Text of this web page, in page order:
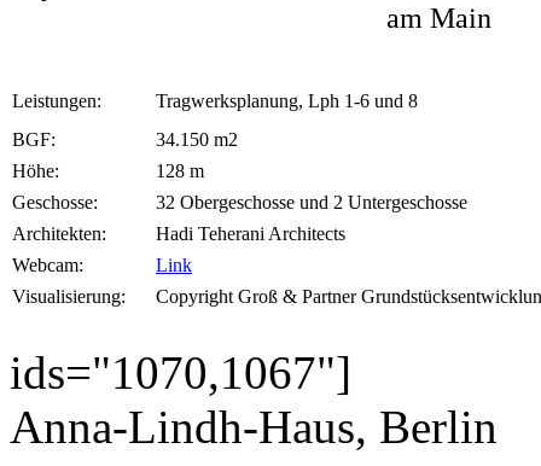
am Main
Leistungen:
Tragwerksplanung, Lph 1-6 und 8
BGF:
34.150 m2
Höhe:
128 m
Geschosse:
32 Obergeschosse und 2 Untergeschosse
Architekten:
Hadi Teherani Architects
Webcam:
Link
Visualisierung:
Copyright Groß & Partner
ids="1070,1067"]
Anna-Lindh-Haus, Berlin